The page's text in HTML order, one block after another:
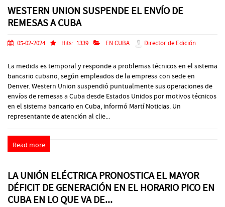
WESTERN UNION SUSPENDE EL ENVÍO DE
REMESAS A CUBA
05-02-2024 Hits: 1339 EN CUBA Director de Edición
La medida es temporal y responde a problemas técnicos en el sistema
bancario cubano, según empleados de la empresa con sede en
Denver. Western Union suspendió puntualmente sus operaciones de
envíos de remesas a Cuba desde Estados Unidos por motivos técnicos
en el sistema bancario en Cuba, informó Martí Noticias. Un
representante de atención al clie...
Read more
LA UNIÓN ELÉCTRICA PRONOSTICA EL MAYOR
DÉFICIT DE GENERACIÓN EN EL HORARIO PICO EN
CUBA EN LO QUE VA DE...